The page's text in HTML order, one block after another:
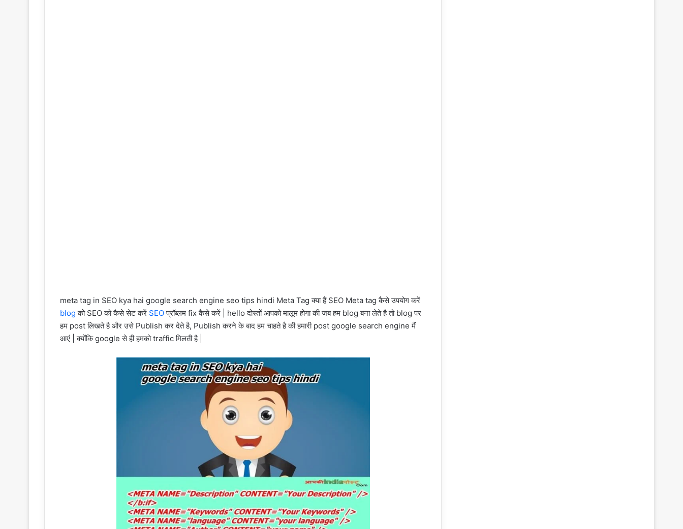
meta tag in SEO kya hai google search engine seo tips hindi Meta Tag क्या हैं SEO Meta tag कैसे उपयोग करें
blog को SEO को कैसे सेट करें SEOप्रॉब्लम fix कैसे करें | hello दोस्तों आपको मालूम होगा की जब हम blog बना लेते है तो blog पर
हम post लिखते है और उसे Publish कर देते है, Publish करने के बाद हम चाहते है की हमारी post google search engine मैं
आएं | क्योंकि google से ही हमको traffic मिलती है |